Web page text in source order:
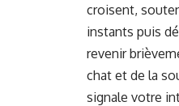
croisent,
instants puis
revenir
chat et de la
signale votre